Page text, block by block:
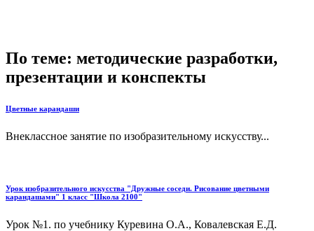
По теме: методические разработки,
презентации и конспекты
Цветные карандаши
Внеклассное занятие по изобразительному искусству...
Урок изобразительного искусства "Дружные соседи. Рисование цветными
карандашами" 1 класс "Школа 2100"
Урок №1. по учебнику Куревина О.А., Ковалевская Е.Д.